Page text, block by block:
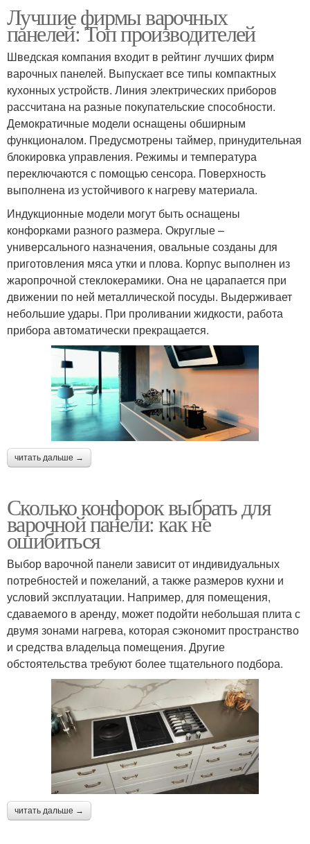
Лучшие фирмы варочных
панелей: Топ производителей
Шведская компания входит в рейтинг лучших фирм
варочных панелей. Выпускает все типы компактных
кухонных устройств. Линия электрических приборов
рассчитана на разные покупательские способности.
Демократичные модели оснащены обширным
функционалом. Предусмотрены таймер, принудительная
блокировка управления. Режимы и температура
переключаются с помощью сенсора. Поверхность
выполнена из устойчивого к нагреву материала.
Индукционные модели могут быть оснащены
конфорками разного размера. Округлые –
универсального назначения, овальные созданы для
приготовления мяса утки и плова. Корпус выполнен из
жаропрочной стеклокерамики. Она не царапается при
движении по ней металлической посуды. Выдерживает
небольшие удары. При проливании жидкости, работа
прибора автоматически прекращается.
читать дальше →
Сколько конфорок выбрать для
варочной панели: как не
ошибиться
Выбор варочной панели зависит от индивидуальных
потребностей и пожеланий, а также размеров кухни и
условий эксплуатации. Например, для помещения,
сдаваемого в аренду, может подойти небольшая плита с
двумя зонами нагрева, которая сэкономит пространство
и средства владельца помещения. Другие
обстоятельства требуют более тщательного подбора.
читать дальше →